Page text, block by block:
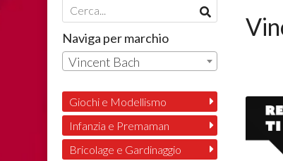
Naviga per marchio
Vincent Bach
Giochi e Modellismo
Infanzia e Premaman
Bricolage e Gardinaggio